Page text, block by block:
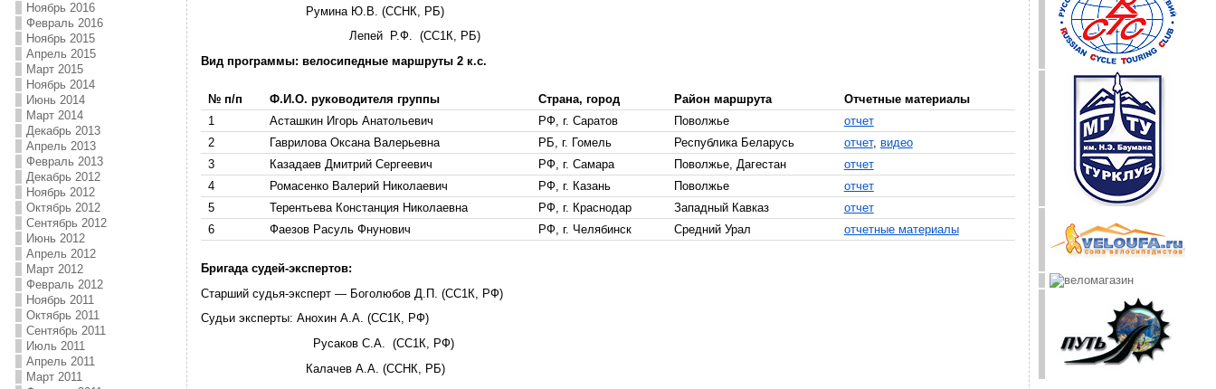
Ноябрь 2016
Февраль 2016
Ноябрь 2015
Апрель 2015
Март 2015
Ноябрь 2014
Июнь 2014
Март 2014
Декабрь 2013
Апрель 2013
Февраль 2013
Декабрь 2012
Ноябрь 2012
Октябрь 2012
Сентябрь 2012
Июнь 2012
Апрель 2012
Март 2012
Февраль 2012
Ноябрь 2011
Октябрь 2011
Сентябрь 2011
Июль 2011
Апрель 2011
Март 2011
Румина Ю.В. (ССНК, РБ)
Лепей Р.Ф. (СС1К, РБ)
Вид программы: велосипедные маршруты 2 к.с.
№ п/п Ф.И.О. руководителя группы Страна, город Район маршрута
Отчетные материалы
1
Асташкин Игорь Анатольевич РФ, г. Саратов Поволжье
отчет
2
Гаврилова Оксана Валерьевна РБ, г. Гомель Республика Беларусь отчет, видео
3
Казадаев Дмитрий Сергеевич РФ, г. Самара Поволжье, Дагестан
отчет
4
Ромасенко Валерий Николаевич РФ, г. Казань Поволжье
отчет
5
Терентьева Констанция Николаевна РФ, г. Краснодар Западный Кавказ
отчет
6
Фаезов Расуль Фнунович РФ, г. Челябинск Средний Урал отчетные материалы
Бригада судей-экспертов:
Старший судья-эксперт — Боголюбов Д.П. (СС1К, РФ)
Судьи эксперты: Анохин А.А. (СС1К, РФ)
Русаков С.А. (СС1К, РФ)
Калачев А.А. (ССНК, РБ)